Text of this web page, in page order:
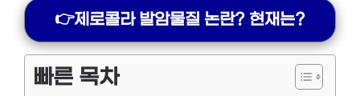
👉제로콜라 발암물질 논란? 현재는?
빠른 목차